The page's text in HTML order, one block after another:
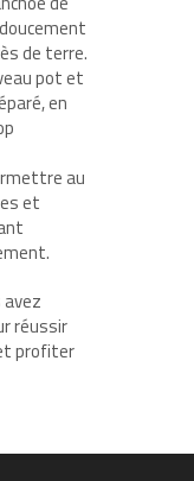
de terre.
pot et
en
au
et
avez
réussir
profiter